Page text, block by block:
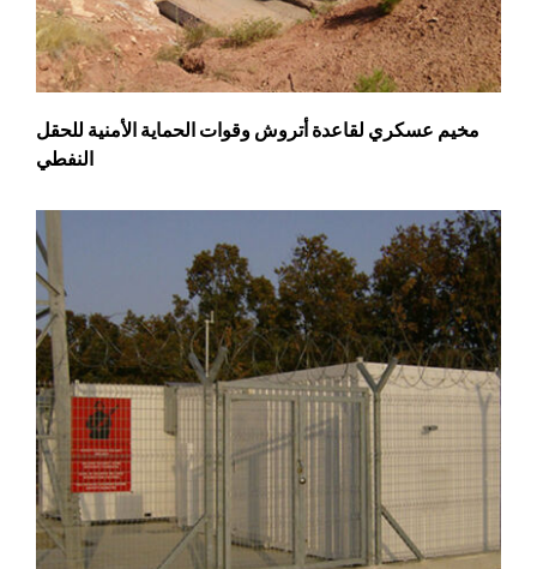
مخيم عسكري لقاعدة أتروش وقوات الحماية الأمنية للحقل
النفطي